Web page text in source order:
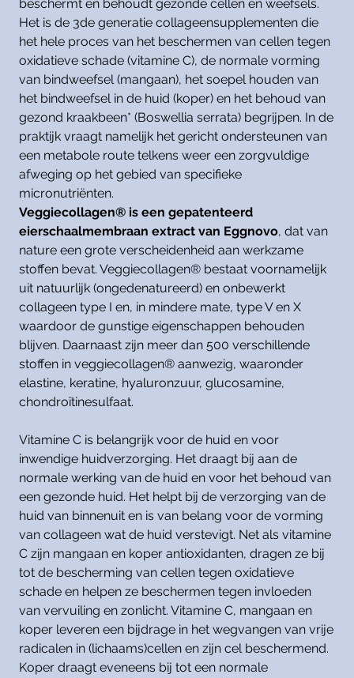
beschermt en behoudt gezonde cellen en weefsels.
Het is de 3de generatie collageensupplementen die
het hele proces van het beschermen van cellen tegen
oxidatieve schade (vitamine C), de normale vorming
van bindweefsel (mangaan), het soepel houden van
het bindweefsel in de huid (koper) en het behoud van
gezond kraakbeen* (Boswellia serrata) begrijpen. In de
praktijk vraagt namelijk het gericht ondersteunen van
een metabole route telkens weer een zorgvuldige
afweging op het gebied van specifieke
micronutriënten.
Veggiecollagen® is een gepatenteerd
eierschaalmembraan extract van Eggnovo, dat van
nature een grote verscheidenheid aan werkzame
stoffen bevat. Veggiecollagen® bestaat voornamelijk
uit natuurlijk (ongedenatureerd) en onbewerkt
collageen type I en, in mindere mate, type V en X
waardoor de gunstige eigenschappen behouden
blijven. Daarnaast zijn meer dan 500 verschillende
stoffen in veggiecollagen® aanwezig, waaronder
elastine, keratine, hyaluronzuur, glucosamine,
chondroïtinesulfaat.
Vitamine C is belangrijk voor de huid en voor
inwendige huidverzorging. Het draagt bij aan de
normale werking van de huid en voor het behoud van
een gezonde huid. Het helpt bij de verzorging van de
huid van binnenuit en is van belang voor de vorming
van collageen wat de huid verstevigt. Net als vitamine
C zijn mangaan en koper antioxidanten, dragen ze bij
tot de bescherming van cellen tegen oxidatieve
schade en helpen ze beschermen tegen invloeden
van vervuiling en zonlicht. Vitamine C, mangaan en
koper leveren een bijdrage in het wegvangen van vrije
radicalen in (lichaams)cellen en zijn cel beschermend.
Koper draagt eveneens bij tot een normale